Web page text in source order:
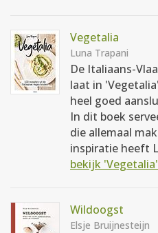
Vegetalia
Luna Trapani
De Italiaans-
laat in
heel goed
In dit boek
die allemaal
inspiratie heeft
bekijk 'Vegetalia'
Wildoogst
Elsje Bruijnesteijn